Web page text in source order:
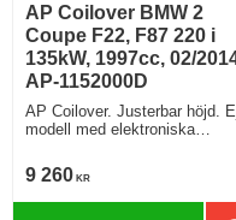
AP Coilover BMW 2
Coupe F22, F87 220 i
135kW, 1997cc, 02/
AP-1152000D
AP Coilover. Justerbar höjd.
modell med elektroniska
9 260 KR